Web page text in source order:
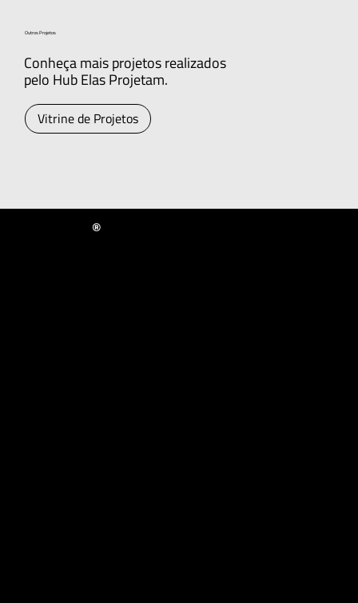
Outros Projetos
Conheça mais projetos realizados
pelo Hub Elas Projetam.
Vitrine de Projetos
®